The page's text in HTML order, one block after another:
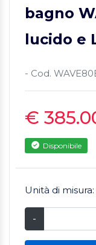
bagno
lucido e
- Cod.
€
Disponibile
Unità di misura:
-